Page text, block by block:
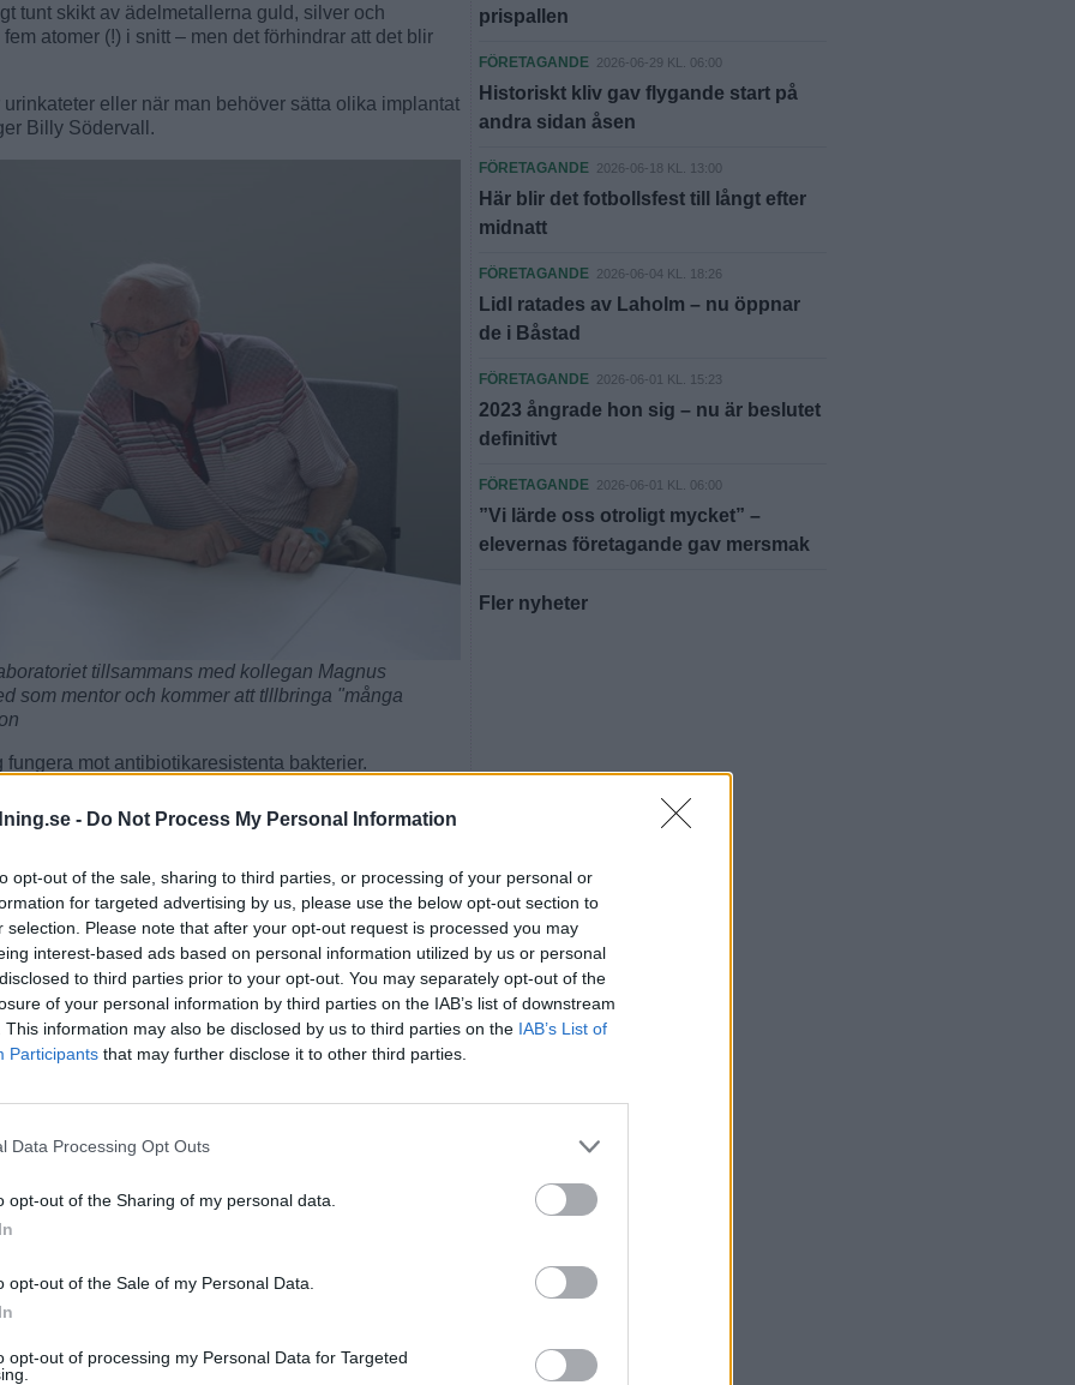
- Do Not Process My Personal Information
opt-out of the sale, sharing to third parties, or processing of your personal or
for targeted advertising by us, please use the below opt-out section to
selection. Please note that after your opt-out request is processed you may
interest-based ads based on personal information utilized by us or personal
to third parties prior to your opt-out. You may separately opt-out of the
of your personal information by third parties on the IAB’s list of downstream
This information may also be disclosed by us to third parties on the IAB’s List of
Participants that may further disclose it to other third parties.
Data Processing Opt Outs
opt-out of the Sharing of my personal data.
opt-out of the Sale of my Personal Data.
opt-out of processing my Personal Data for Targeted
tunt skikt av ädelmetallerna guld, silver och
atomer (!) i snitt – men det förhindrar att det blir
eller när man behöver sätta olika implantat
Billy Södervall.
tillsammans med kollegan Magnus
som mentor och kommer att tlllbringa "många
mot antibiotikaresistenta bakterier.
svårt benbrott bar dessutom på resistenta MRSA-
provade man ett implantat med vår beläggning
bort MRSA-bakterierna, säger Billy.
och kemisten Billy Södervall är hjärnan bakom.
idén blev verklighet.
med Axel Bergström, lärling till
lärde mig hur man kan få metaller att fästa på
När jag senare var på en mässa för Nibe kom jag i
inköpscentral som det hette på den tiden. De
för de patienter som hade urinkateteter och
metaller på latex, säger Billy.
inte släppa den. Han skaffade en lokal tvärs över
dit och fortsätta experimentera med sin idé.
företag intresserade men det dröjde till
på grund av alla tester som behövde göras
vården, säger Billy och fortsätter:
ingen som har lyckats kopiera vår
finns vissa ingredienser, men det är hur man
prispallen
FÖRETAGANDE 2026-06-29 KL. 06:00
Historiskt kliv gav flygande start på
andra sidan åsen
FÖRETAGANDE 2026-06-18 KL. 13:00
Här blir det fotbollsfest till långt efter
midnatt
FÖRETAGANDE 2026-06-04 KL. 18:26
Lidl ratades av Laholm – nu öppnar
de i Båstad
FÖRETAGANDE 2026-06-01 KL. 15:23
2023 ångrade hon sig – nu är beslutet
definitivt
FÖRETAGANDE 2026-06-01 KL. 06:00
”Vi lärde oss otroligt mycket” –
elevernas företagande gav mersmak
Fler nyheter